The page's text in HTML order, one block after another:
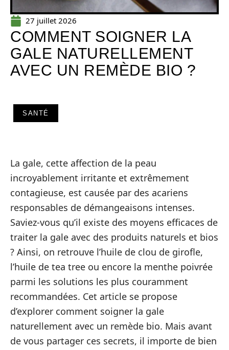
27 juillet 2026
COMMENT SOIGNER LA
GALE NATURELLEMENT
AVEC UN REMÈDE BIO ?
SANTÉ
La gale, cette affection de la peau
incroyablement irritante et extrêmement
contagieuse, est causée par des acariens
responsables de démangeaisons intenses.
Saviez-vous qu’il existe des moyens efficaces de
traiter la gale avec des produits naturels et bios
? Ainsi, on retrouve l’huile de clou de girofle,
l’huile de tea tree ou encore la menthe poivrée
parmi les solutions les plus couramment
recommandées. Cet article se propose
d’explorer comment soigner la gale
naturellement avec un remède bio. Mais avant
de vous partager ces secrets, il importe de bien